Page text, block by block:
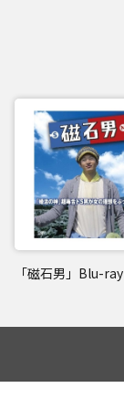
「磁石男」Blu-ray